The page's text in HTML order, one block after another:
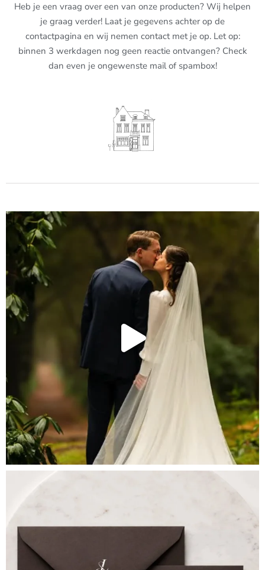
Heb je een vraag over een van onze producten? Wij helpen
je graag verder! Laat je gegevens achter op de
contactpagina en wij nemen contact met je op. Let op:
binnen 3 werkdagen nog geen reactie ontvangen? Check
dan even je ongewenste mail of spambox!